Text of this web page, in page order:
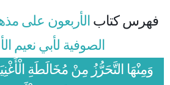
فهرس كتاب الأربعون على
الصوفية لأبي نعيم
وَمِنْهَا التَّحَرُّزُ مِنْ مُخَالَطَةِ